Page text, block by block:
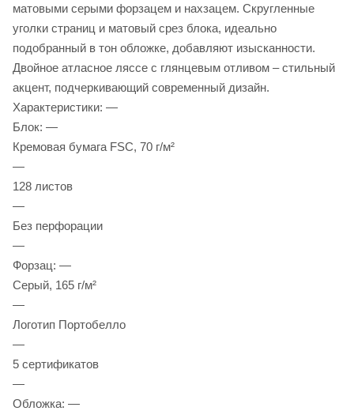
матовыми серыми форзацем и нахзацем. Скругленные
уголки страниц и матовый срез блока, идеально
подобранный в тон обложке, добавляют изысканности.
Двойное атласное ляссе с глянцевым отливом – стильный
акцент, подчеркивающий современный дизайн.
Характеристики: —
Блок: —
Кремовая бумага FSC, 70 г/м²
—
128 листов
—
Без перфорации
—
Форзац: —
Серый, 165 г/м²
—
Логотип Портобелло
—
5 сертификатов
—
Обложка: —